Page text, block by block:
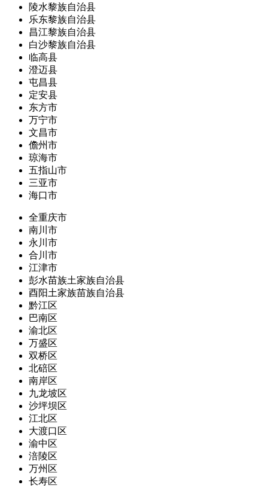
陵水黎族自治县
乐东黎族自治县
昌江黎族自治县
白沙黎族自治县
临高县
澄迈县
屯昌县
定安县
东方市
万宁市
文昌市
儋州市
琼海市
五指山市
三亚市
海口市
全重庆市
南川市
永川市
合川市
江津市
彭水苗族土家族自治县
酉阳土家族苗族自治县
黔江区
巴南区
渝北区
万盛区
双桥区
北碚区
南岸区
九龙坡区
沙坪坝区
江北区
大渡口区
渝中区
涪陵区
万州区
长寿区